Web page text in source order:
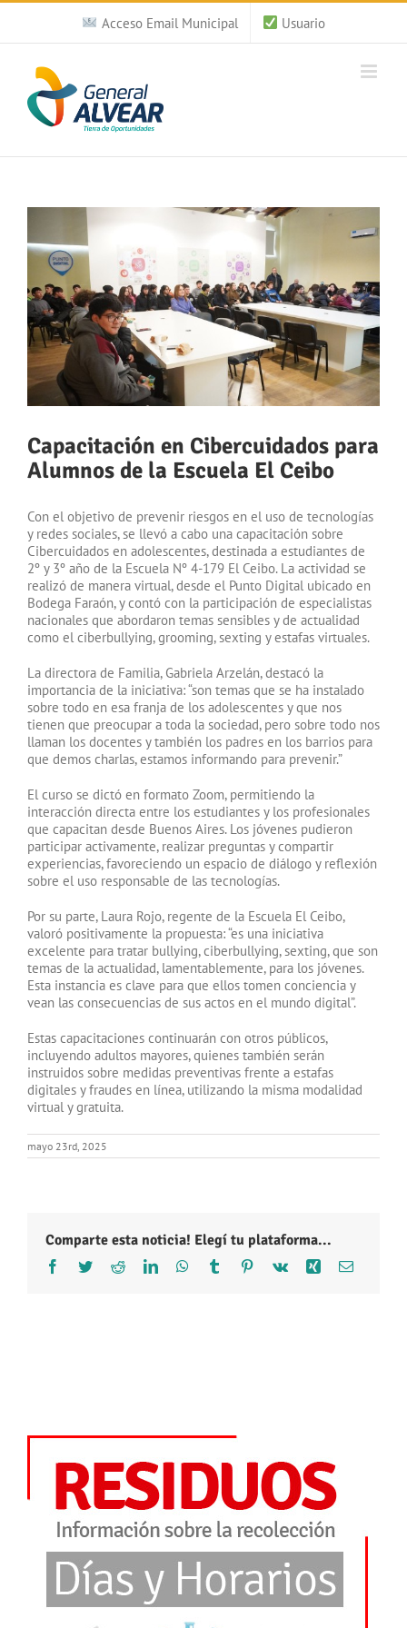
Saltar
contenido
Acceso Email Municipal Usuario
más
grande
Capacitación en Cibercuidados para
Alumnos de la Escuela El Ceibo
Con el objetivo de prevenir riesgos en el uso de tecnologías
y redes sociales, se llevó a cabo una capacitación sobre
Cibercuidados en adolescentes, destinada a estudiantes de
2º y 3º año de la Escuela Nº 4-179 El Ceibo. La actividad se
realizó de manera virtual, desde el Punto Digital ubicado en
Bodega Faraón, y contó con la participación de especialistas
nacionales que abordaron temas sensibles y de actualidad
como el ciberbullying, grooming, sexting y estafas virtuales.
La directora de Familia, Gabriela Arzelán, destacó la
importancia de la iniciativa: “son temas que se ha instalado
sobre todo en esa franja de los adolescentes y que nos
tienen que preocupar a toda la sociedad, pero sobre todo nos
llaman los docentes y también los padres en los barrios para
que demos charlas, estamos informando para prevenir.”
El curso se dictó en formato Zoom, permitiendo la
interacción directa entre los estudiantes y los profesionales
que capacitan desde Buenos Aires. Los jóvenes pudieron
participar activamente, realizar preguntas y compartir
experiencias, favoreciendo un espacio de diálogo y reflexión
sobre el uso responsable de las tecnologías.
Por su parte, Laura Rojo, regente de la Escuela El Ceibo,
valoró positivamente la propuesta: “es una iniciativa
excelente para tratar bullying, ciberbullying, sexting, que son
temas de la actualidad, lamentablemente, para los jóvenes.
Esta instancia es clave para que ellos tomen conciencia y
vean las consecuencias de sus actos en el mundo digital”.
Estas capacitaciones continuarán con otros públicos,
incluyendo adultos mayores, quienes también serán
instruidos sobre medidas preventivas frente a estafas
digitales y fraudes en línea, utilizando la misma modalidad
virtual y gratuita.
mayo 23rd, 2025
Comparte esta noticia! Elegí tu plataforma...
Facebook
TwitterRedditLinkedInWhatsApp
Tumblr Pinterest
Vk Xing Correo